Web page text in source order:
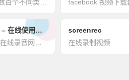
online voice recorder – 在线使用麦克风录制语音
screenrec
在线录制视频